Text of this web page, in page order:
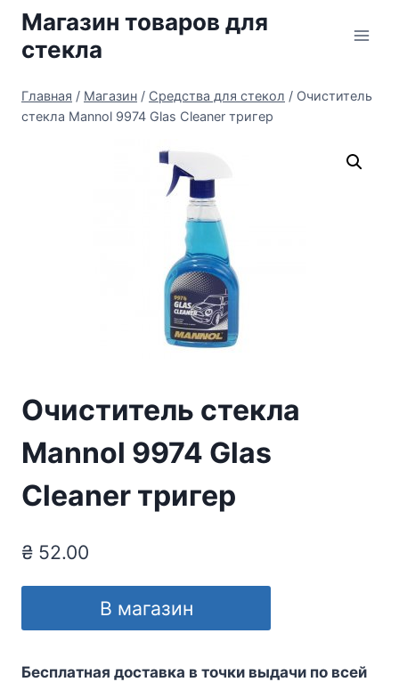
Перейти
содержимому
Магазин товаров для
стекла
Главная / Магазин / Средства для стекол / Очиститель
стекла Mannol 9974 Glas Cleaner тригер
Очиститель стекла
Mannol 9974 Glas
Cleaner тригер
₴ 52.00
В магазин
Бесплатная доставка в точки выдачи по всей